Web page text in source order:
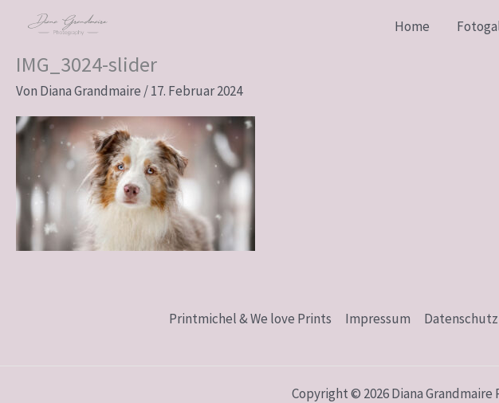
Inhalt
springen
Home
IMG_3024-slider
Von Diana Grandmaire /17. Februar 2024
Printmichel & We love Prints Impressum Datenschutz
Copyright © 2026 Diana